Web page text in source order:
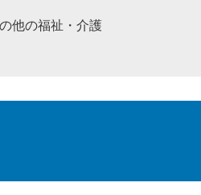
他の福祉・介護